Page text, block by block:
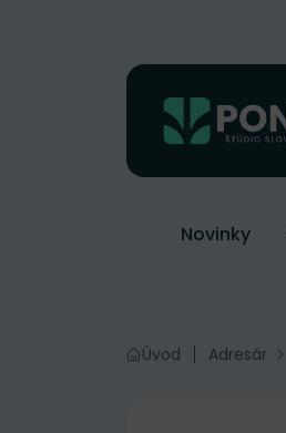
Novinky
Úvod Adresár